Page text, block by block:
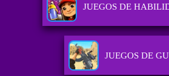
JUEGOS DE
JUEGOS DE